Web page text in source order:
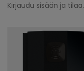
Kirjaudu sisään ja tilaa.